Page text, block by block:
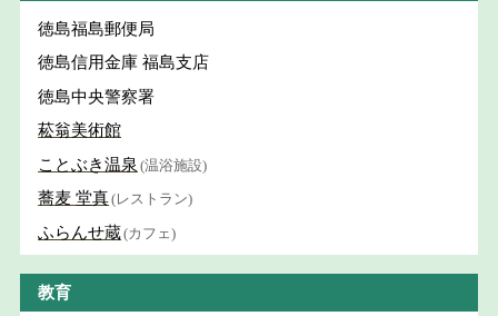
徳島福島郵便局
徳島信用金庫 福島支店
徳島中央警察署
菘翁美術館
ことぶき温泉 (温浴施設)
蕎麦 堂真(レストラン)
ふらんせ蔵(カフェ)
教育